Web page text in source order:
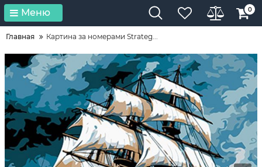
Меню 0
Главная Картина за номерами Strateg...